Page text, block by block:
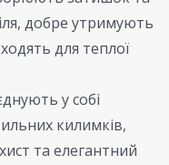
добре утримують
для теплої
у собі
килимків,
та елегантний